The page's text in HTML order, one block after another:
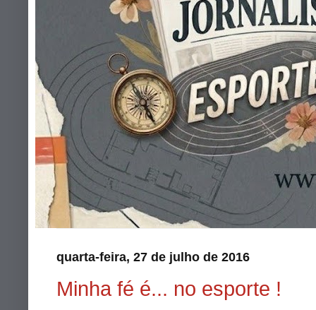
quarta-feira, 27 de julho de 2016
Minha fé é... no esporte !